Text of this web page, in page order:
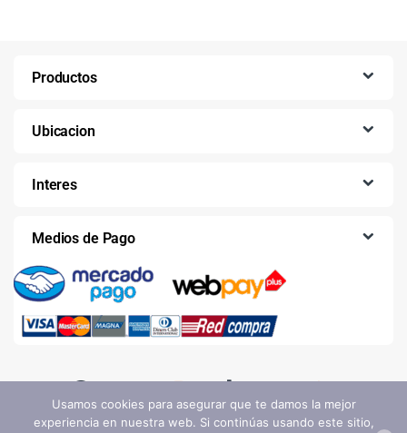
Productos
Ubicacion
Interes
Medios de Pago
Usamos cookies para asegurar que te damos la mejor
experiencia en nuestra web. Si continúas usando este sitio,